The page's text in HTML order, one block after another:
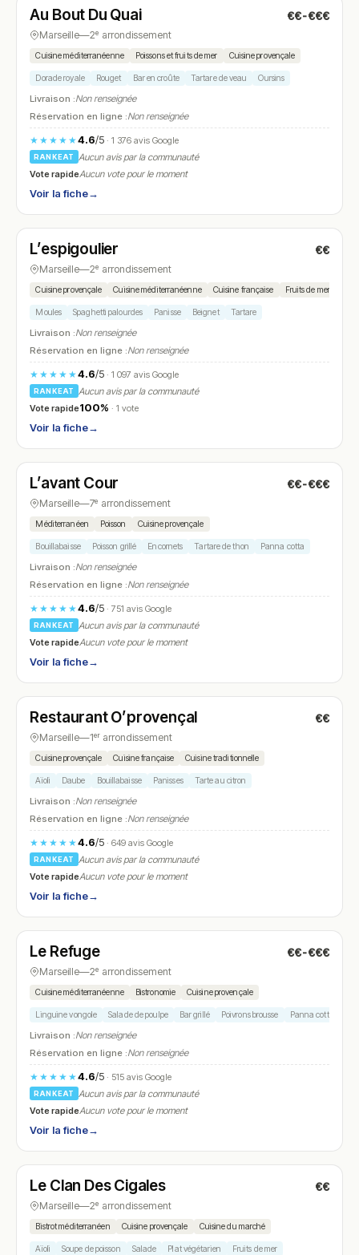
N° 9
Au Bout Du Quai €€-€€€
Marseille—2ᵉ arrondissement
Cuisine méditerranéenne Poissons et fruits de mer Cuisine provençale
Dorade royale Rouget Bar en croûte Tartare de veau Oursins
Livraison :Non renseignée
Réservation en ligne :Non renseignée
★★★★★4.6/5· 1 376 avis Google
RANKEAT
Aucun avis par la communauté
Vote rapideAucun vote pour le moment
Voir la fiche→
N° 10
L’espigoulier €€
Marseille—2ᵉ arrondissement
Cuisine provençale Cuisine méditerranéenne Cuisine française Fruits de mer
Moules Spaghetti palourdes Panisse Beignet Tartare
Livraison :Non renseignée
Réservation en ligne :Non renseignée
★★★★★4.6/5· 1 097 avis Google
RANKEAT
Aucun avis par la communauté
Vote rapide100% · 1 vote
Voir la fiche→
N° 11
L’avant Cour €€-€€€
Marseille—7ᵉ arrondissement
Méditerranéen Poisson Cuisine provençale
Bouillabaisse Poisson grillé Encornets Tartare de thon Panna cotta
Livraison :Non renseignée
Réservation en ligne :Non renseignée
★★★★★4.6/5· 751 avis Google
RANKEAT
Aucun avis par la communauté
Vote rapideAucun vote pour le moment
Voir la fiche→
N° 12
Restaurant O’provençal €€
Marseille—1ᵉʳ arrondissement
Cuisine provençale Cuisine française Cuisine traditionnelle
Aïoli Daube Bouillabaisse Panisses Tarte au citron
Livraison :Non renseignée
Réservation en ligne :Non renseignée
★★★★★4.6/5· 649 avis Google
RANKEAT
Aucun avis par la communauté
Vote rapideAucun vote pour le moment
Voir la fiche→
N° 13
Le Refuge €€-€€€
Marseille—2ᵉ arrondissement
Cuisine méditerranéenne Bistronomie Cuisine provençale
Linguine vongole Salade de poulpe Bar grillé Poivrons brousse Panna cotta
Livraison :Non renseignée
Réservation en ligne :Non renseignée
★★★★★4.6/5· 515 avis Google
RANKEAT
Aucun avis par la communauté
Vote rapideAucun vote pour le moment
Voir la fiche→
N° 14
Le Clan Des Cigales €€
Marseille—2ᵉ arrondissement
Bistrot méditerranéen Cuisine provençale Cuisine du marché
Aïoli Soupe de poisson Salade Plat végétarien Fruits de mer